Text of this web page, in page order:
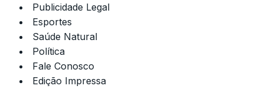
Publicidade Legal
Esportes
Saúde Natural
Política
Fale Conosco
Edição Impressa